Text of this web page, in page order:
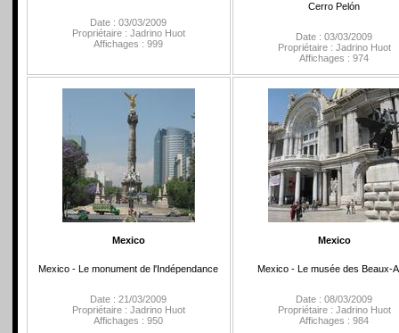
Date : 03/03/2009
Propriétaire : Jadrino Huot
Affichages : 999
Cerro Pelón
Date : 03/03/2009
Propriétaire : Jadrino Huot
Affichages : 974
Mexico
Mexico - Le monument de l'Indépendance
Date : 21/03/2009
Propriétaire : Jadrino Huot
Affichages : 950
Mexico
Mexico - Le musée des Beaux-
Date : 08/03/2009
Propriétaire : Jadrino Huot
Affichages : 984